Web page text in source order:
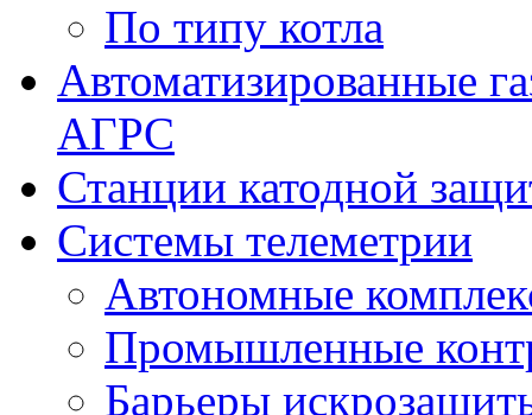
По типу котла
Автоматизированные
АГРС
Станции катодной
Системы телеметрии
Автономные
Промышленные
Барьеры